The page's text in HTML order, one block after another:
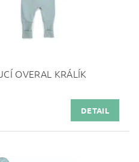
OVERAL KRÁLÍK
DETAIL